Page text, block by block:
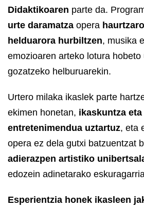
Didaktikoaren parte da.
urte daramatza opera
helduarora hurbiltzen, musika
emozioaren arteko lotura hobeto
gozatzeko helburuarekin.
Urtero milaka ikaslek parte
ekimen honetan, ikaskuntza eta
entretenimendua uztartuz, eta
opera ez dela gutxi batzuentzat
adierazpen artistiko
edozein adinetarako
Esperientzia honek ikasleen